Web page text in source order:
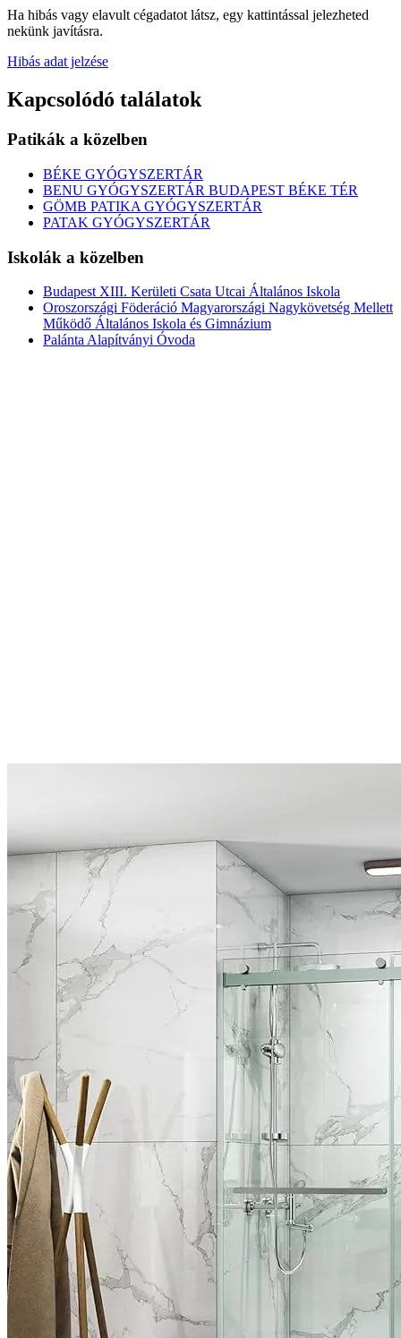
Ha hibás vagy elavult cégadatot látsz, egy kattintással jelezheted
nekünk javításra.
Hibás adat jelzése
Kapcsolódó találatok
Patikák a közelben
BÉKE GYÓGYSZERTÁR
BENU GYÓGYSZERTÁR BUDAPEST BÉKE TÉR
GÖMB PATIKA GYÓGYSZERTÁR
PATAK GYÓGYSZERTÁR
Iskolák a közelben
Budapest XIII. Kerületi Csata Utcai Általános Iskola
Oroszországi Föderáció Magyarországi Nagykövetség Mellett
Működő Általános Iskola és Gimnázium
Palánta Alapítványi Óvoda